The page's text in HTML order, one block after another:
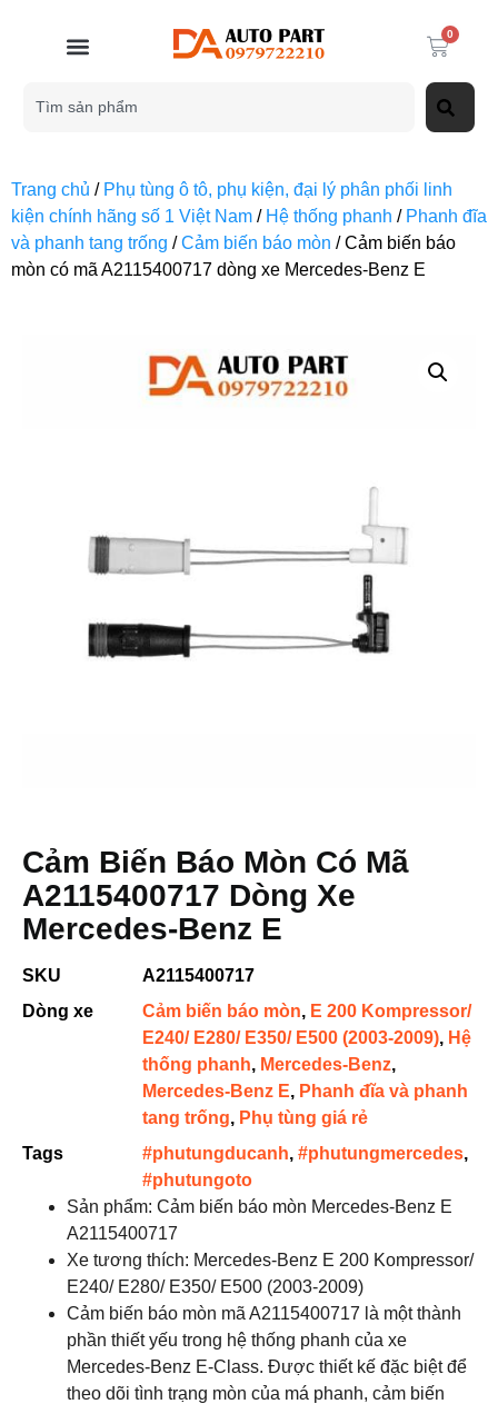
0
Trang chủ / Phụ tùng ô tô, phụ kiện, đại lý phân phối linh
kiện chính hãng số 1 Việt Nam / Hệ thống phanh / Phanh đĩa
và phanh tang trống /Cảm biến báo mòn / Cảm biến báo
mòn có mã A2115400717 dòng xe Mercedes-Benz E
Cảm Biến Báo Mòn Có Mã
A2115400717 Dòng Xe
Mercedes-Benz E
SKU
A2115400717
Dòng xe
Cảm biến báo mòn, E 200 Kompressor/
E240/ E280/ E350/ E500 (2003-2009), Hệ
thống phanh, Mercedes-Benz,
Mercedes-Benz E, Phanh đĩa và phanh
tang trống, Phụ tùng giá rẻ
Tags
#phutungducanh, #phutungmercedes,
#phutungoto
Sản phẩm: Cảm biến báo mòn Mercedes-Benz E
A2115400717
Xe tương thích: Mercedes-Benz E 200 Kompressor/
E240/ E280/ E350/ E500 (2003-2009)
Cảm biến báo mòn mã A2115400717 là một thành
phần thiết yếu trong hệ thống phanh của xe
Mercedes-Benz E-Class. Được thiết kế đặc biệt để
theo dõi tình trạng mòn của má phanh, cảm biến